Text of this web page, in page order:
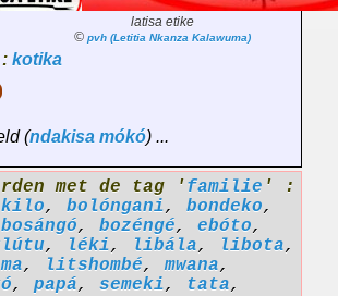
latisa etike
© pvh (Letitia Nkanza Kalawuma)
kotika
(ndakisa mókó) ...
met de tag ' familie ' :
, bolóngani, bondeko,
bosángó, bozéngé, ebóto,
, léki, libála, libota,
, litshombé,mwana,
, papá, semeki, tata,